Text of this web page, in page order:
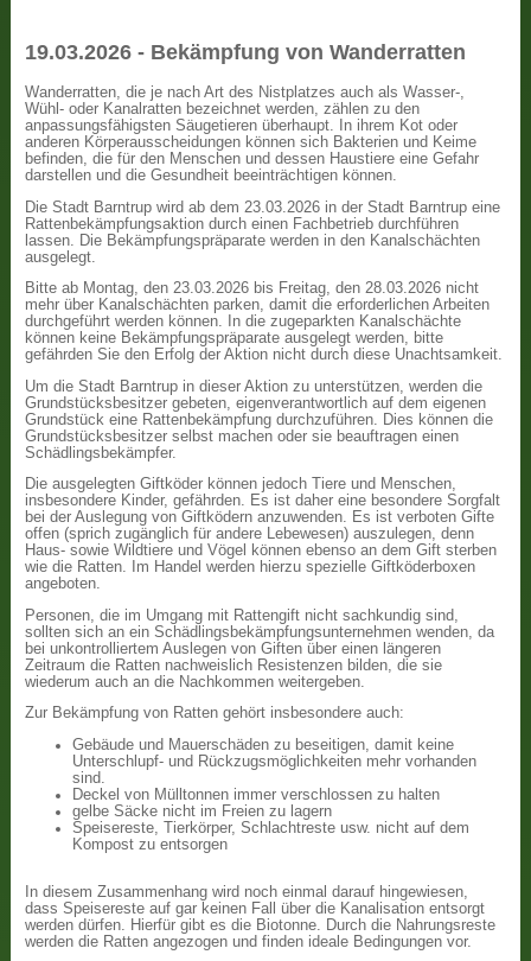
19.03.2026 - Bekämpfung von Wanderratten
Wanderratten, die je nach Art des Nistplatzes auch als Wasser-,
Wühl- oder Kanalratten bezeichnet werden, zählen zu den
anpassungsfähigsten Säugetieren überhaupt. In ihrem Kot oder
anderen Körperausscheidungen können sich Bakterien und Keime
befinden, die für den Menschen und dessen Haustiere eine Gefahr
darstellen und die Gesundheit beeinträchtigen können.
Die Stadt Barntrup wird ab dem 23.03.2026 in der Stadt Barntrup eine
Rattenbekämpfungsaktion durch einen Fachbetrieb durchführen
lassen. Die Bekämpfungspräparate werden in den Kanalschächten
ausgelegt.
Bitte ab Montag, den 23.03.2026 bis Freitag, den 28.03.2026 nicht
mehr über Kanalschächten parken, damit die erforderlichen Arbeiten
durchgeführt werden können. In die zugeparkten Kanalschächte
können keine Bekämpfungspräparate ausgelegt werden, bitte
gefährden Sie den Erfolg der Aktion nicht durch diese Unachtsamkeit.
Um die Stadt Barntrup in dieser Aktion zu unterstützen, werden die
Grundstücksbesitzer gebeten, eigenverantwortlich auf dem eigenen
Grundstück eine Rattenbekämpfung durchzuführen. Dies können die
Grundstücksbesitzer selbst machen oder sie beauftragen einen
Schädlingsbekämpfer.
Die ausgelegten Giftköder können jedoch Tiere und Menschen,
insbesondere Kinder, gefährden. Es ist daher eine besondere Sorgfalt
bei der Auslegung von Giftködern anzuwenden. Es ist verboten Gifte
offen (sprich zugänglich für andere Lebewesen) auszulegen, denn
Haus- sowie Wildtiere und Vögel können ebenso an dem Gift sterben
wie die Ratten. Im Handel werden hierzu spezielle Giftköderboxen
angeboten.
Personen, die im Umgang mit Rattengift nicht sachkundig sind,
sollten sich an ein Schädlingsbekämpfungsunternehmen wenden, da
bei unkontrolliertem Auslegen von Giften über einen längeren
Zeitraum die Ratten nachweislich Resistenzen bilden, die sie
wiederum auch an die Nachkommen weitergeben.
Zur Bekämpfung von Ratten gehört insbesondere auch:
Gebäude und Mauerschäden zu beseitigen, damit keine
Unterschlupf- und Rückzugsmöglichkeiten mehr vorhanden
sind.
Deckel von Mülltonnen immer verschlossen zu halten
gelbe Säcke nicht im Freien zu lagern
Speisereste, Tierkörper, Schlachtreste usw. nicht auf dem
Kompost zu entsorgen
In diesem Zusammenhang wird noch einmal darauf hingewiesen,
dass Speisereste auf gar keinen Fall über die Kanalisation entsorgt
werden dürfen. Hierfür gibt es die Biotonne. Durch die Nahrungsreste
werden die Ratten angezogen und finden ideale Bedingungen vor.